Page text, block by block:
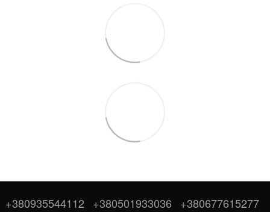
+380935544112 +380501933036 +380677615277